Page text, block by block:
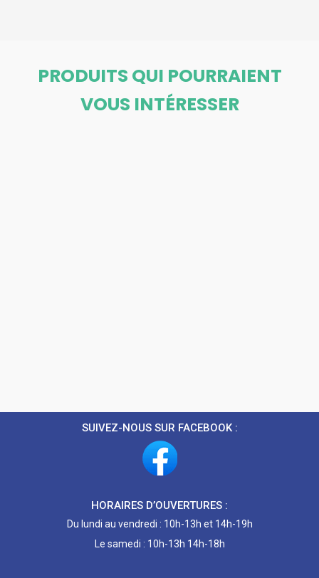
PRODUITS QUI POURRAIENT
VOUS INTÉRESSER
SUIVEZ-NOUS SUR FACEBOOK :
HORAIRES D’OUVERTURES :
Du lundi au vendredi : 10h-13h et 14h-19h
Le samedi : 10h-13h 14h-18h